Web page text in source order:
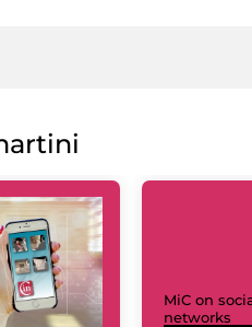
MiC on
networks